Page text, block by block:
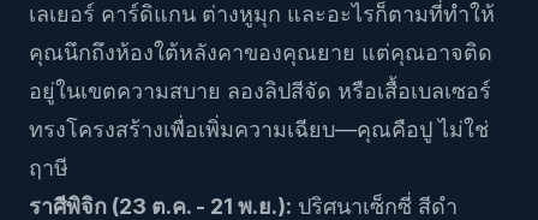
เลเยอร์ คาร์ดิแกน ต่างหูมุก และอะไรก็ตามที่ทำให้
คุณนึกถึงห้องใต้หลังคาของคุณยาย แต่คุณอาจติด
อยู่ในเขตความสบาย ลองลิปสีจัด หรือเสื้อเบลเซอร์
ทรงโครงสร้างเพื่อเพิ่มความเฉียบ—คุณคือปู ไม่ใช่
ฤาษี
ราศีพิจิก (23 ต.ค. - 21 พ.ย.): ปริศนาเซ็กซี่ สีดำ